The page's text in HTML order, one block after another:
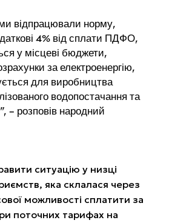
відпрацювали норму,
4% від сплати ПДФО,
у місцеві бюджети,
за електроенергію,
для виробництва
водопостачання та
– розповів народний
ситуацію у низці
яка склалася через
можливості сплатити за
поточних тарифах на